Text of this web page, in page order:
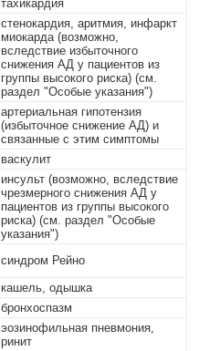
тахикардия
стенокардия, аритмия, инфаркт
миокарда (возможно,
вследствие избыточного
снижения АД у пациентов из
группы высокого риска) (см.
раздел "Особые указания")
артериальная гипотензия
(избыточное снижение АД) и
связанные с этим симптомы
васкулит
инсульт (возможно, вследствие
чрезмерного снижения АД у
пациентов из группы высокого
риска) (см. раздел "Особые
указания")
синдром Рейно
кашель, одышка
бронхоспазм
эозинофильная пневмония,
ринит